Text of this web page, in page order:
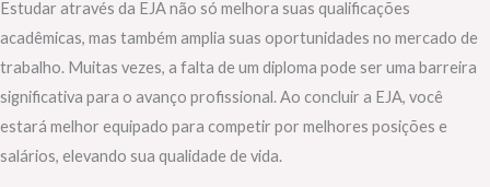
Estudar através da EJA não só melhora suas qualificações
acadêmicas, mas também amplia suas oportunidades no mercado de
trabalho. Muitas vezes, a falta de um diploma pode ser uma barreira
significativa para o avanço profissional. Ao concluir a EJA, você
estará melhor equipado para competir por melhores posições e
salários, elevando sua qualidade de vida.